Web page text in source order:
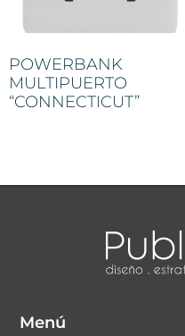
POWERBANK
MULTIPUERTO
“CONNECTICUT”
Menú